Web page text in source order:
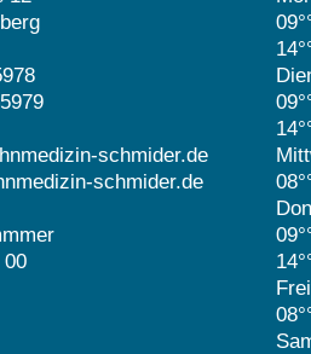
schmider.de
schmider.de
00